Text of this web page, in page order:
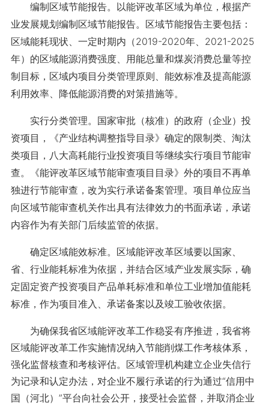
编制区域节能报告。以能评改革区域为单位，根据产
业发展规划编制区域节能报告。区域节能报告主要包括：
区域能耗现状、一定时期内（2019-2020年、2021-2025
年）的区域能源消费强度、用能总量和煤炭消费总量等控
制目标，区域内项目分类管理原则、能效标准及提高能源
利用效率、降低能源消费的对策措施等。
实行分类管理。国家审批（核准）的政府（企业）投
资项目，《产业结构调整指导目录》确定的限制类、淘汰
类项目，八大高耗能行业投资项目等继续实行项目节能审
查。《能评改革区域节能审查项目目录》外的项目不再单
独进行节能审查，改为实行承诺备案管理。项目单位应当
向区域节能审查机关作出具有法律效力的书面承诺，承诺
内容作为有关部门后续监管的依据。
确定区域能效标准。区域能评改革区域要以国家、
省、行业能耗标准为依据，并结合区域产业发展实际，确
定固定资产投资项目产品单耗标准和单位工业增加值能耗
标准，作为项目准入、承诺备案以及竣工验收依据。
为确保我省区域能评改革工作稳妥有序推进，我省将
区域能评改革工作实施情况纳入节能削煤工作考核体系，
强化监督核查和考核评估。区域管理机构建立企业失信行
为记录和认定办法，对企业不履行承诺的行为通过“信用中
国（河北）”平台向社会公开，接受社会监督，并取消企业